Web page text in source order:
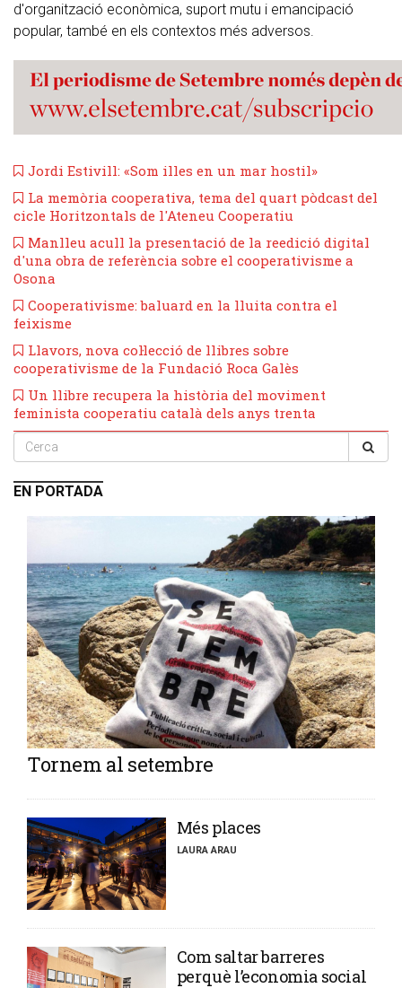
d'organització econòmica, suport mutu i emancipació
popular, també en els contextos més adversos.
Jordi Estivill: «Som illes en un mar hostil»
La memòria cooperativa, tema del quart pòdcast del
cicle Horitzontals de l'Ateneu Cooperatiu
​Manlleu acull la presentació de la reedició digital
d'una obra de referència sobre el cooperativisme a
Osona
Cooperativisme: baluard en la lluita contra el
feixisme
Llavors, nova col·lecció de llibres sobre
cooperativisme de la Fundació Roca Galès
Un llibre recupera la història del moviment
feminista cooperatiu català dels anys trenta
EN PORTADA
Tornem al setembre
​Més places
LAURA ARAU
​Com saltar barreres
perquè l’economia social